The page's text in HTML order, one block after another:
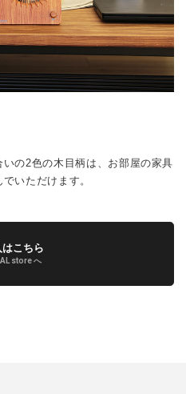
の2色の木目柄は、お部屋の家具
いただけます。
はこちら
store へ